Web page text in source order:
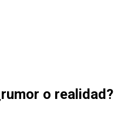
o realidad?